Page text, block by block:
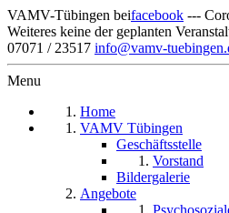
VAMV-Tübingen beifacebook ---
Weiteres keine der geplanten
07071 / 23517 info@vamv-
Menu
Home
VAMV Tübingen
Geschäftsstelle
Vorstand
Bildergalerie
Angebote